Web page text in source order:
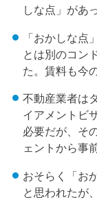
しな点」があ
「おかしな点
とは別のコン
た。賃料も今
不動産業者は
イアメントビ
必要だが、そ
ェントから事
おそらく「お
と思われたが